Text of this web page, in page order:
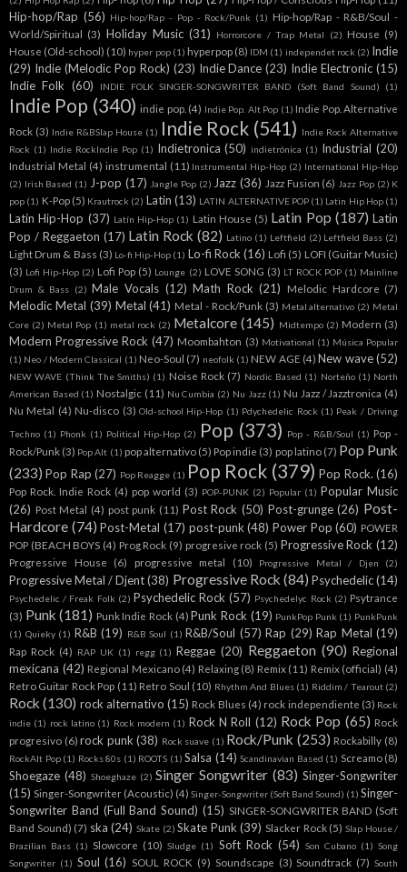
Hip-hop/Rap (56) Hip-hop/Rap - Pop - Rock/Punk (1) Hip-hop/Rap - R&B/Soul -
World/Spiritual (3) Holiday Music (31) Horrorcore / Trap Metal (2) House (9)
House (Old-school) (10) hyper pop (1) hyperpop (8) IDM (1) independet rock (2) Indie
(29) Indie (Melodic Pop Rock) (23) Indie Dance (23) Indie Electronic (15)
Indie Folk (60) INDIE FOLK SINGER-SONGWRITER BAND (Soft Band Sound) (1)
Indie Pop (340) indie pop. (4) Indie Pop. Alt Pop (1) Indie Pop. Alternative
Rock (3) Indie R&BSlap House (1) Indie Rock (541) Indie Rock Alternative
Rock (1) Indie RockIndie Pop (1) Indietronica (50) indietrónica (1) Industrial (20)
Industrial Metal (4) instrumental (11) Instrumental Hip-Hop (2) International Hip-Hop
(2) Irish Based (1) J-pop (17) Jangle Pop (2) Jazz (36) Jazz Fusion (6) Jazz Pop (2) K
pop (1) K-Pop (5) Krautrock (2) Latin (13) LATIN ALTERNATIVE POP (1) Latin Hip Hop (1)
Latin Hip-Hop (37) Latín Hip-Hop (1) Latin House (5) Latin Pop (187) Latin
Pop / Reggaeton (17) Latin Rock (82) Latino (1) Leftfield (2) Leftfield Bass (2)
Light Drum & Bass (3) Lo-fi Hip-Hop (1) Lo-fi Rock (16) Lofi (5) LOFI (Guitar Music)
(3) Lofi Hip-Hop (2) Lofi Pop (5) Lounge (2) LOVE SONG (3) LT ROCK POP (1) Mainline
Drum & Bass (2) Male Vocals (12) Math Rock (21) Melodic Hardcore (7)
Melodic Metal (39) Metal (41) Metal - Rock/Punk (3) Metal alternativo (2) Metal
Core (2) Metal Pop (1) metal rock (2) Metalcore (145) Midtempo (2) Modern (3)
Modern Progressive Rock (47) Moombahton (3) Motivational (1) Música Popular
(1) Neo / Modern Classical (1) Neo-Soul (7) neofolk (1) NEW AGE (4) New wave (52)
NEW WAVE (Think The Smiths) (1) Noise Rock (7) Nordic Based (1) Norteño (1) North
American Based (1) Nostalgic (11) Nu Cumbia (2) Nu Jazz (1) Nu Jazz / Jazztronica (4)
Nu Metal (4) Nu-disco (3) Old-school Hip-Hop (1) Pdychedelic Rock (1) Peak / Driving
Techno (1) Phonk (1) Political Hip-Hop (2) Pop (373) Pop - R&B/Soul (1) Pop -
Rock/Punk (3) Pop Alt (1) pop alternativo (5) Pop indie (3) pop latino (7) Pop Punk
(233) Pop Rap (27) Pop Reagge (1) Pop Rock (379) Pop Rock. (16)
Pop Rock. Indie Rock (4) pop world (3) POP-PUNK (2) Popular (1) Popular Music
(26) Post Metal (4) post punk (11) Post Rock (50) Post-grunge (26) Post-
Hardcore (74) Post-Metal (17) post-punk (48) Power Pop (60) POWER
POP (BEACH BOYS (4) Prog Rock (9) progresive rock (5) Progressive Rock (12)
Progressive House (6) progressive metal (10) Progressive Metal / Djen (2)
Progressive Metal / Djent (38) Progressive Rock (84) Psychedelic(14)
Psychedelic / Freak Folk (2) Psychedelic Rock (57) Psychedelyc Rock (2) Psytrance
(3) Punk (181) Punk Indie Rock (4) Punk Rock (19) PunkPop Punk (1) PunkPunk
(1) Quieky (1) R&B (19) R&B Soul (1) R&B/Soul (57) Rap (29) Rap Metal (19)
Rap Rock (4) RAP UK (1) regg (1) Reggae (20) Reggaeton (90) Regional
mexicana (42) Regional Mexicano (4) Relaxing (8) Remix (11) Remix (official) (4)
Retro Guitar Rock Pop (11) Retro Soul (10) Rhythm And Blues (1) Riddim / Tearout (2)
Rock (130) rock alternativo (15) Rock Blues (4) rock independiente (3) Rock
indie (1) rock latino (1) Rock modern (1) Rock N Roll (12) Rock Pop (65) Rock
progresivo (6) rock punk (38) Rock suave (1) Rock/Punk (253) Rockabilly (8)
RockAlt Pop (1) Rocks 80s (1) ROOTS (1) Salsa (14) Scandinavian Based (1) Screamo (8)
Shoegaze (48) Shoeghaze (2) Singer Songwriter (83) Singer-Songwriter
(15) Singer-Songwriter (Acoustic) (4) Singer-Songwriter (Soft Band Sound) (1) Singer-
Songwriter Band (Full Band Sound) (15) SINGER-SONGWRITER BAND (Soft
Band Sound) (7) ska (24) Skate (2) Skate Punk (39) Slacker Rock (5) Slap House /
Brazilian Bass (1) Slowcore (10) Sludge (1) Soft Rock (54) Son Cubano (1) Song
Songwriter (1) Soul (16) SOUL ROCK (9) Soundscape (3) Soundtrack (7) South